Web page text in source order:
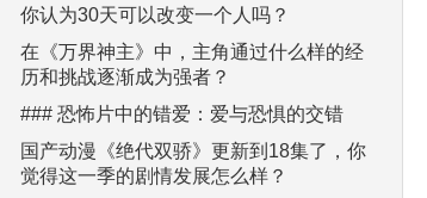
你认为30天可以改变一个人吗？
在《万界神主》中，主角通过什么样的经
历和挑战逐渐成为强者？
### 恐怖片中的错爱：爱与恐惧的交错
国产动漫《绝代双骄》更新到18集了，你
觉得这一季的剧情发展怎么样？